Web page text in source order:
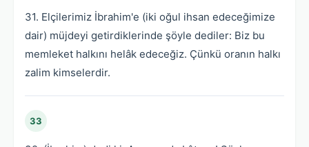
31. Elçilerimiz İbrahim'e (iki oğul ihsan edeceğimize
dair) müjdeyi getirdiklerinde şöyle dediler: Biz bu
memleket halkını helâk edeceğiz. Çünkü oranın halkı
zalim kimselerdir.
33